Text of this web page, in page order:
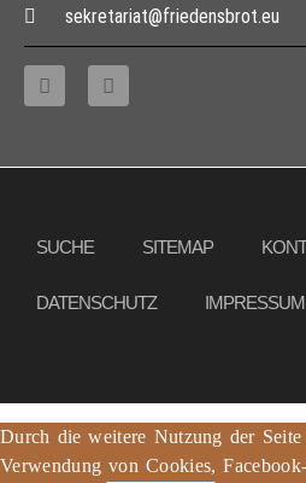
sekretariat@friedensbrot.eu
SUCHE SITEMAP
DATENSCHUTZ IMPRESSUM
Durch die weitere Nutzung der
Verwendung von Cookies,